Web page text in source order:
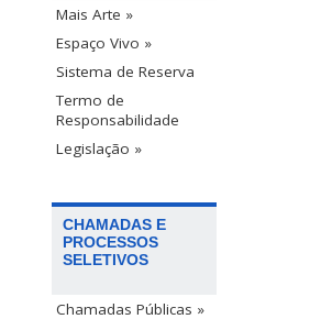
Mais Arte »
Espaço Vivo »
Sistema de Reserva
Termo de
Responsabilidade
Legislação »
CHAMADAS E
PROCESSOS
SELETIVOS
Chamadas Públicas »